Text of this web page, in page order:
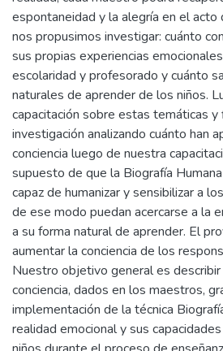
espontaneidad y la alegría en el acto
nos propusimos investigar: cuánto
sus propias experiencias
escolaridad y profesorado y cuánto
naturales de aprender de los niños.
capacitación sobre estas temáticas y
investigación analizando cuánto han
conciencia luego de nuestra
supuesto de que la Biografía
capaz de humanizar y sensibilizar a
de ese modo puedan acercarse a la
a su forma natural de aprender. El
aumentar la conciencia de los
Nuestro objetivo general es
conciencia, dados en los maestros,
implementación de la técnica
realidad emocional y sus